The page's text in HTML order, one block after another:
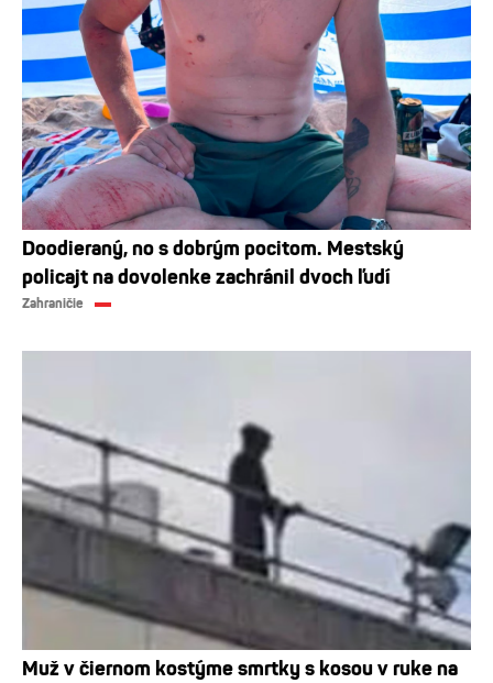
Doodieraný, no s dobrým pocitom. Mestský
policajt na dovolenke zachránil dvoch ľudí
Zahraničie
Muž v čiernom kostýme smrtky s kosou v ruke na